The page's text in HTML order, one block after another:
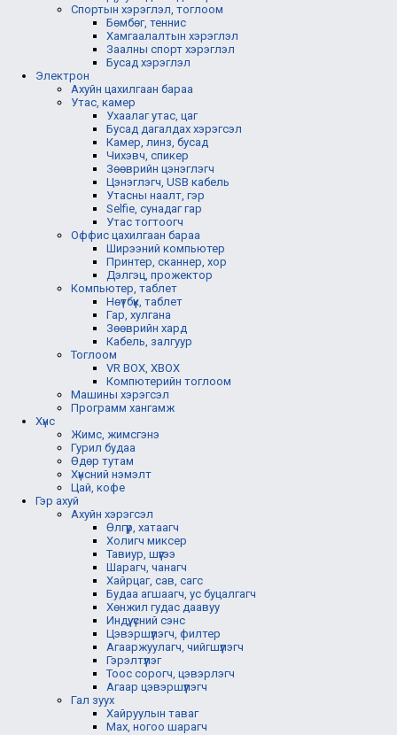
Спортын хэрэглэл, тоглоом
Бөмбөг, теннис
Хамгаалалтын хэрэглэл
Заалны спорт хэрэглэл
Бусад хэрэглэл
Электрон
Ахуйн цахилгаан бараа
Утас, камер
Ухаалаг утас, цаг
Бусад дагалдах хэрэгсэл
Камер, линз, бусад
Чихэвч, спикер
Зөөврийн цэнэглэгч
Цэнэглэгч, USB кабель
Утасны наалт, гэр
Selfie, сунадаг гар
Утас тогтоогч
Оффис цахилгаан бараа
Ширээний компьютер
Принтер, сканнер, хор
Дэлгэц, прожектор
Компьютер, таблет
Нөүтбүүк, таблет
Гар, хулгана
Зөөврийн хард
Кабель, залгуур
Тоглоом
VR BOX, XBOX
Компютерийн тоглоом
Машины хэрэгсэл
Программ хангамж
Хүнс
Жимс, жимсгэнэ
Гурил будаа
Өдөр тутам
Хүнсний нэмэлт
Цай, кофе
Гэр ахуй
Ахуйн хэрэгсэл
Өлгүүр, хатаагч
Холигч миксер
Тавиур, шүүгээ
Шарагч, чанагч
Хайрцаг, сав, сагс
Будаа агшаагч, ус буцалгагч
Хөнжил гудас даавуу
Индүү, үсний сэнс
Цэвэршүүлэгч, филтер
Агааржуулагч, чийгшүүлэгч
Гэрэлтүүлэг
Тоос сорогч, цэвэрлэгч
Агаар цэвэршүүлэгч
Гал зуух
Хайруулын таваг
Мах, ногоо шарагч